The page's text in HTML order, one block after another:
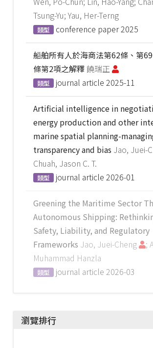
Tsung-Yu; Yau, Her-Terng
類型 conference paper2025
船舶所有人於海商法第62條、第
條第2項之解釋饒瑞正
類型 journal article 2025-11
Artificial intelligence in
energy production and other
marine spatial planning-
transparency and bias Jao, Juei-
Chuah, Jason C. T.
類型 journal article 2026-01
Greening the Maritime Sector
Autonomous Shipping:
Safety, Liability, and Regulatory
Frameworks Jao, Juei-Cheng
;
Muhammad Hanzla
類型 journal article 2026-03
瀏覽排行